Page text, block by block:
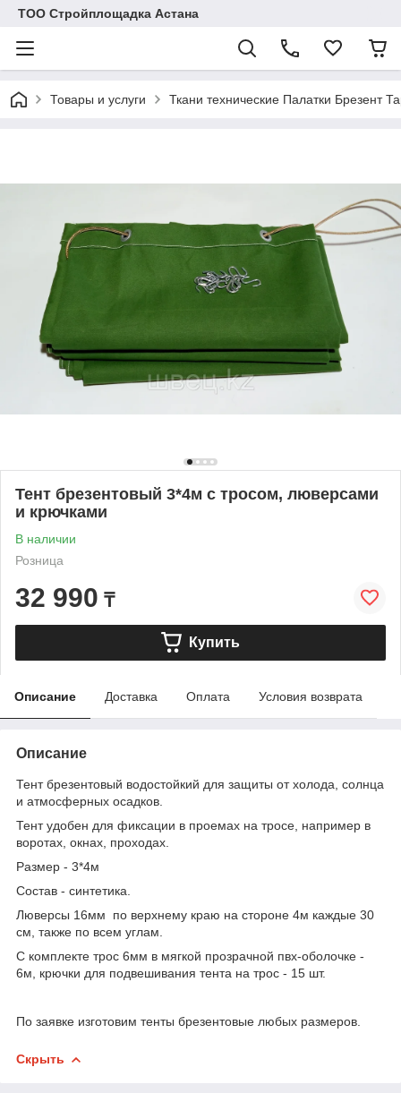
ТОО Стройплощадка Астана
Товары и услуги Ткани технические Палатки Брезент
Тент брезентовый 3*4м с тросом, люверсами
и крючками
В наличии
Розница
32 990 ₸
Купить
Описание Доставка Оплата Условия возврата
Описание
Тент брезентовый водостойкий для защиты от холода, солнца
и атмосферных осадков.
Тент удобен для фиксации в проемах на тросе, например в
воротах, окнах, проходах.
Размер - 3*4м
Состав - синтетика.
Люверсы 16мм по верхнему краю на стороне 4м каждые 30
см, также по всем углам.
С комплекте трос 6мм в мягкой прозрачной пвх-оболочке -
6м, крючки для подвешивания тента на трос - 15 шт.
По заявке изготовим тенты брезентовые любых размеров.
Скрыть